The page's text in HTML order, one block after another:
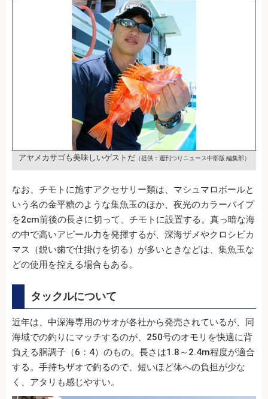
アヤメカサゴも美味しいゲストだ（提供：週刊つりニュース中部版 編集部）
なお、チモトに施すアクセサリー類は、マシュマロボールと
いう名の金平糖のような集魚玉のほか、夜光のカラーパイプ
を2cm前後の長さに切って、チモトに設置する。真っ暗な海
の中で高いアピール力を発揮するが、深海ザメやクロシビカ
マス（鋭い歯で仕掛けを切る）が多いときなどは、集魚玉な
どの使用を控える場合もある。
タックルについて
近年は、中深海専用のサオが各社から発売されているが、同
海域での釣りにマッチするのが、250号のオモリを快適に背
負える胴調子（6：4）のもの。長さは1.8～2.4m程度が適合
する。手持ちザオで釣るので、短いほど体への負担が少な
く、アタリも感じやすい。